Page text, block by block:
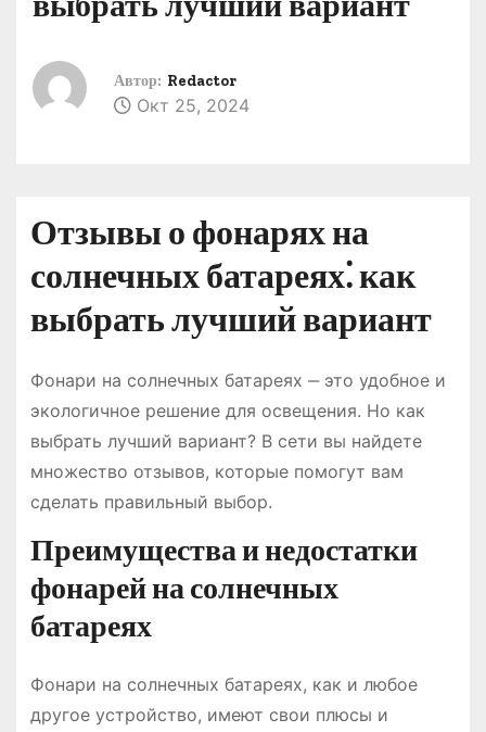
Автор: Redactor
Окт 25, 2024
Отзывы о фонарях на
солнечных батареях⁚ как
выбрать лучший вариант
Фонари на солнечных батареях ‒ это удобное и
экологичное решение для освещения. Но как
выбрать лучший вариант? В сети вы найдете
множество отзывов, которые помогут вам
сделать правильный выбор.
Преимущества и недостатки
фонарей на солнечных
батареях
Фонари на солнечных батареях, как и любое
другое устройство, имеют свои плюсы и